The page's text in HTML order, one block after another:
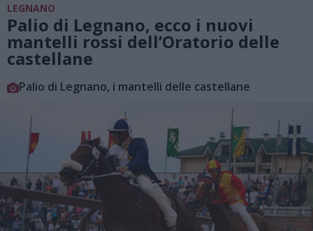
LEGNANO
Palio di Legnano, ecco i nuovi
mantelli rossi dell’Oratorio delle
castellane
Palio di Legnano, i mantelli delle castellane